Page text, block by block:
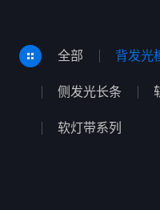
全部 背发光
侧发光长条
软灯带系列